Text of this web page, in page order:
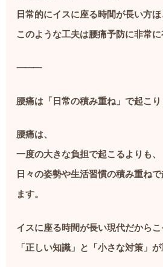
日常的にイスに座る時間が長い方ほ
このような工夫は腰痛予防に非常に
⸻
腰痛は「日常の積み重ね」で起こ
腰痛は、
一度の大きな負担で起こるよりも、
日々の姿勢や生活習慣の積み重ね
ます。
イスに座る時間が長い現代だからこ
「正しい知識」と「小さな対策」が